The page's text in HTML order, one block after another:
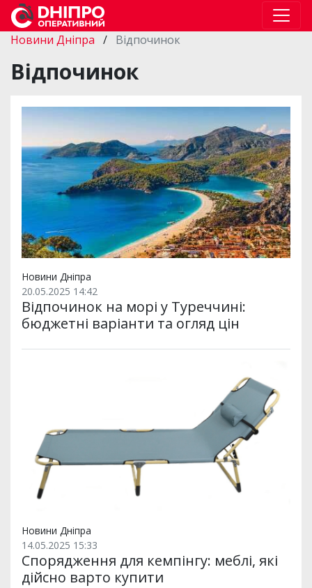
Новини Дніпра / Відпочинок
Відпочинок
Новини Дніпра
20.05.2025 14:42
Відпочинок на морі у Туреччині:
бюджетні варіанти та огляд цін
Новини Дніпра
14.05.2025 15:33
Спорядження для кемпінгу: меблі, які
дійсно варто купити